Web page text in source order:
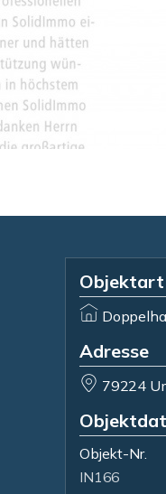
Objektart
Adresse
79224
Objekt-Nr.
IN166